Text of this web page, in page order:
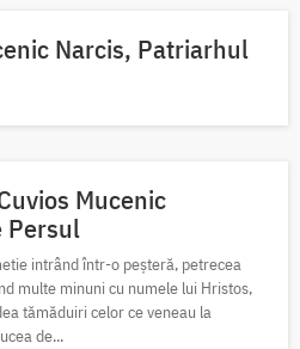
Narcis, Patriarhul
Mucenic
Persul
intrând într-o peșteră, petrecea
multe minuni cu numele lui Hristos,
tămăduiri celor ce veneau la
de...